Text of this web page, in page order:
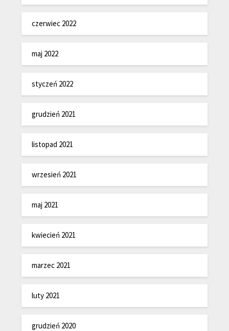
czerwiec 2022
maj 2022
styczeń 2022
grudzień 2021
listopad 2021
wrzesień 2021
maj 2021
kwiecień 2021
marzec 2021
luty 2021
grudzień 2020